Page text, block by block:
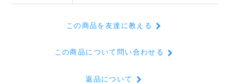
この商品を友達に教える
この商品について問い合わせる
返品について